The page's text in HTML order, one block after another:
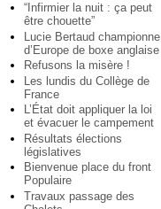
“Infirmier la nuit : ça peut
être chouette”
Lucie Bertaud championne
d’Europe de boxe anglaise
Refusons la misère !
Les lundis du Collège de
France
L’État doit appliquer la loi
et évacuer le campement
Résultats élections
législatives
Bienvenue place du front
Populaire
Travaux passage des